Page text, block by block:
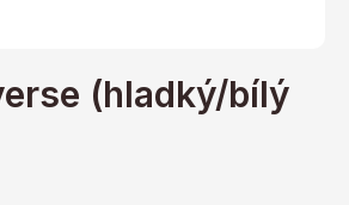
(hladký/bílý